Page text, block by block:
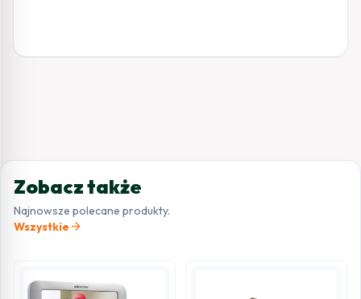
Zobacz także
Najnowsze polecane produkty.
Wszystkie arrow_forward